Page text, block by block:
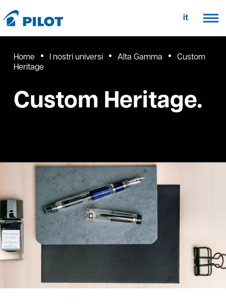
it
Home I nostri universi Alta Gamma
Custom
Heritage
Custom Heritage.